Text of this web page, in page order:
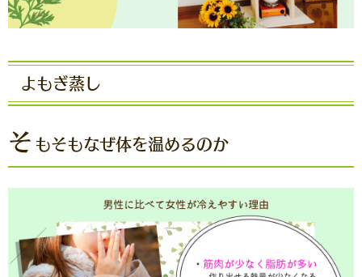
よもぎ蒸し
そ もそもなぜ体を温めるのか